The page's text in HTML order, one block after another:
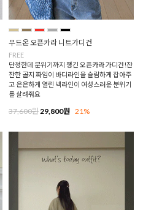
무드온 오픈카라 니트가디건
FREE
단정한데 분위기까지 챙긴 오픈카라 가디건!잔
잔한 골지 짜임이 바디라인을 슬림하게 잡아주
고 은은하게 열린 넥라인이 여성스러운 분위기
를 살려줘요
37,600원 29,800원 21%